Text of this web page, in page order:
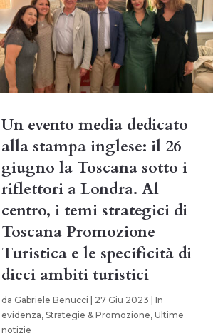
Un evento media dedicato
alla stampa inglese: il 26
giugno la Toscana sotto i
riflettori a Londra. Al
centro, i temi strategici di
Toscana Promozione
Turistica e le specificità di
dieci ambiti turistici
da Gabriele Benucci | 27 Giu 2023 |In
evidenza,Strategie & Promozione,Ultime
notizie